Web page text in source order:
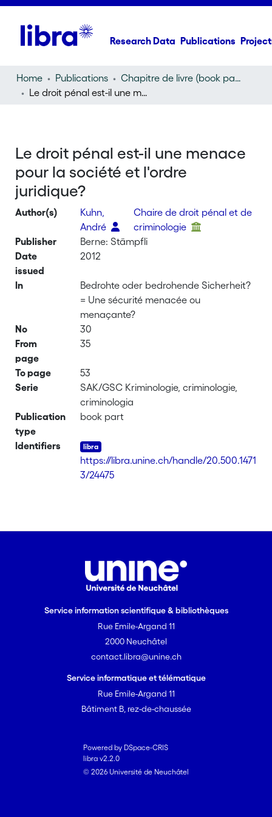
Research Data Publications
Home Publications
Chapitre de livre (book part)
Le droit pénal est-il une menace pour la société et l'ordre juridique?
Le droit pénal est-il une menace
pour la société et l'ordre
juridique?
Author(s)
Kuhn,
André
Chaire de droit pénal et de
criminologie
Publisher
Berne: Stämpfli
Date
issued
2012
In
Bedrohte oder bedrohende Sicherheit?
= Une sécurité menacée ou
menaçante?
No
30
From
page
35
To page
53
Serie
SAK/GSC Kriminologie, criminologie,
criminologia
Publication
type
book part
Identifiers
https://libra.unine.ch/handle/20.500.1471
3/24475
Service information scientifique & bibliothèques
Rue Emile-Argand 11
2000 Neuchâtel
contact.libra@unine.ch
Service informatique et télématique
Rue Emile-Argand 11
Bâtiment B, rez-de-chaussée
Powered by DSpace-CRIS
libra v2.2.0
© 2026 Université de Neuchâtel